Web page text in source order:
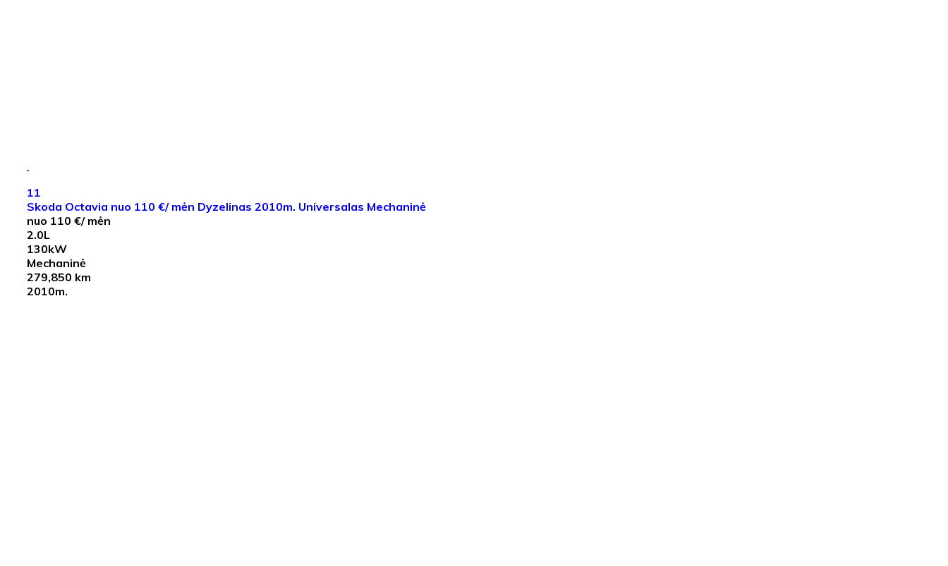
11
Skoda Octavia nuo 110 €/ mėn Dyzelinas 2010m. Universalas Mechaninė
nuo 110 €/ mėn
2.0L
130kW
Mechaninė
279,850 km
2010m.